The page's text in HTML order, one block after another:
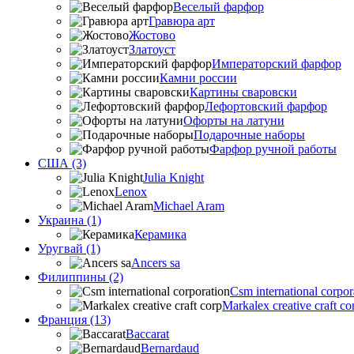
Веселый фарфор
Гравюра арт
Жостово
Златоуст
Императорский фарфор
Камни россии
Картины сваровски
Лефортовский фарфор
Офорты на латуни
Подарочные наборы
Фарфор ручной работы
США (3)
Julia Knight
Lenox
Michael Aram
Украина (1)
Керамика
Уругвай (1)
Ancers sa
Филиппины (2)
Csm international
Markalex creative craft
Франция (13)
Baccarat
Bernardaud